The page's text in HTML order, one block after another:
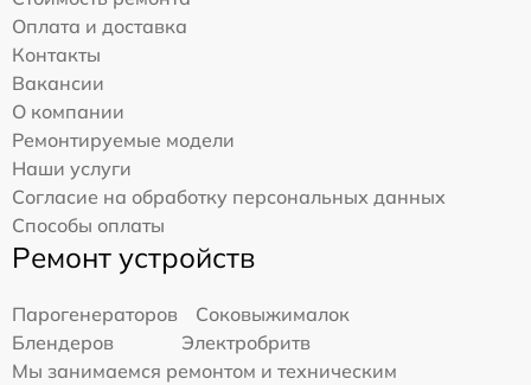
Оплата и доставка
Контакты
Вакансии
О компании
Ремонтируемые модели
Наши услуги
Согласие на обработку персональных данных
Способы оплаты
Ремонт устройств
Парогенераторов
Соковыжималок
Блендеров
Электробритв
Мы занимаемся ремонтом и техническим